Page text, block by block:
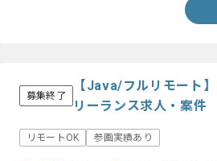
募集終了
【Java/フルリモート
リーランス求人・案件
リモートOK 参画実績あり